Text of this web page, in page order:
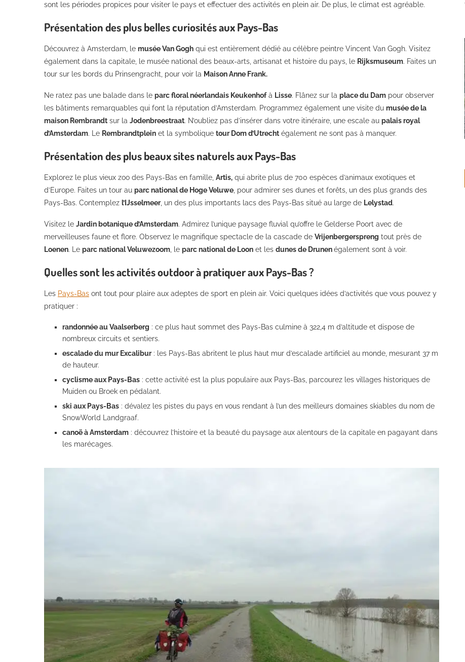
sont les périodes propices pour visiter le pays et effectuer des activités en plein air. De plus, le climat est agréable.
Présentation des plus belles curiosités aux Pays-Bas
Découvrez à Amsterdam, le musée Van Gogh qui est entièrement dédié au célèbre peintre Vincent Van Gogh. Visitez
également dans la capitale, le musée national des beaux-arts, artisanat et histoire du pays, le Rijksmuseum. Faites un
tour sur les bords du Prinsengracht, pour voir la Maison Anne Frank.
Ne ratez pas une balade dans le parc floral néerlandais Keukenhofà Lisse. Flânez sur la place du Dam pour observer
les bâtiments remarquables qui font la réputation d’Amsterdam. Programmez également une visite du musée de la
maison Rembrandt sur la Jodenbreestraat. N’oubliez pas d’insérer dans votre itinéraire, une escale au palais royal
d’Amsterdam. Le Rembrandtplein et la symbolique tour Dom d’Utrecht également ne sont pas à manquer.
Présentation des plus beaux sites naturels aux Pays-Bas
Explorez le plus vieux zoo des Pays-Bas en famille, Artis, qui abrite plus de 700 espèces d’animaux exotiques et
d’Europe. Faites un tour au parc national de Hoge Veluwe , pour admirer ses dunes et forêts, un des plus grands des
Pays-Bas. Contemplez l’IJsselmeer, un des plus importants lacs des Pays-Bas situé au large de Lelystad.
Visitez le Jardin botanique d’Amsterdam. Admirez l’unique paysage fluvial qu’offre le Gelderse Poort avec de
merveilleuses faune et flore. Observez le magnifique spectacle de la cascade de Vrijenbergerspreng tout près de
Loenen. Le parc national Veluwezoom , le parc national de Loon et les dunes de Drunenégalement sont à voir.
Quelles sont les activités outdoor à pratiquer aux Pays-Bas ?
Les Pays-Bas ont tout pour plaire aux adeptes de sport en plein air. Voici quelques idées d’activités que vous pouvez y
pratiquer :
randonnée au Vaalserberg : ce plus haut sommet des Pays-Bas culmine à 322,4 m d’altitude et dispose de
nombreux circuits et sentiers.
escalade du mur Excalibur: les Pays-Bas abritent le plus haut mur d’escalade artificiel au monde, mesurant 37 m
de hauteur.
cyclisme aux Pays-Bas : cette activité est la plus populaire aux Pays-Bas, parcourez les villages historiques de
Muiden ou Broek en pédalant.
ski aux Pays-Bas : dévalez les pistes du pays en vous rendant à l’un des meilleurs domaines skiables du nom de
SnowWorld Landgraaf.
canoë à Amsterdam : découvrez l’histoire et la beauté du paysage aux alentours de la capitale en pagayant dans
les marécages.